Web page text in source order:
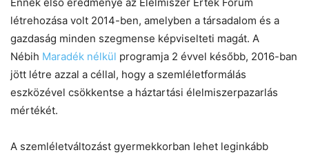
létrehozása volt 2014-ben, amelyben a társadalom és a
gazdaság minden szegmense képviselteti magát. A
Nébih Maradék nélkül programja 2 évvel később, 2016-ban
jött létre azzal a céllal, hogy a szemléletformálás
eszközével csökkentse a háztartási élelmiszerpazarlás
mértékét.
A szemléletváltozást gyermekkorban lehet leginkább